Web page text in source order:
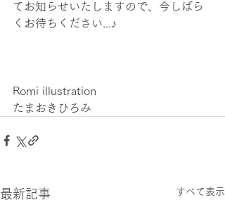
てお知らせいたしますので、今しばら
くお待ちください...♪
Romi illustration
たまおきひろみ
最新記事 すべて表示